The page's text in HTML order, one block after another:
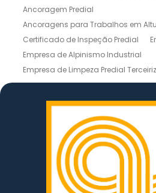
Ancoragem Predial
Ancoragens para Trabalhos em
Certificado de Inspeção Predial
Empresa de Alpinismo Industrial
Empresa de Limpeza Predial
Empresas de Limpeza de Fachadas
Inspeção de Estruturas
Inspeção
Instalação de Linhas de Vida
Laudo de Inspeção Predial
Laudo Técnico de Inspeção Predial
Limpeza de Fachada em Altura
Limpeza de Fachada Predial
Limpeza de Telhados
Limpeza de